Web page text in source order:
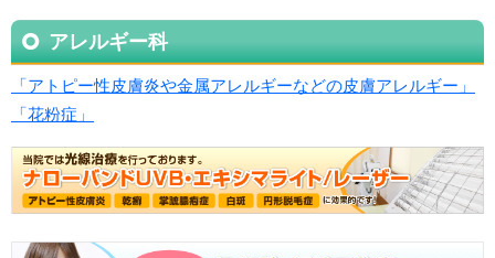
アレルギー科
「アトピー性皮膚炎や金属アレルギーなどの皮膚アレルギー」
「花粉症」